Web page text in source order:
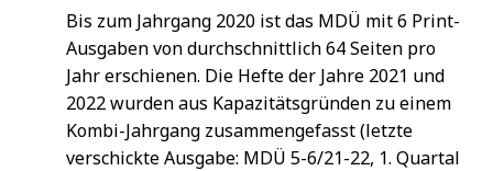
Bis zum Jahrgang 2020 ist das MDÜ mit 6 Print-
Ausgaben von durchschnittlich 64 Seiten pro
Jahr erschienen. Die Hefte der Jahre 2021 und
2022 wurden aus Kapazitätsgründen zu einem
Kombi-Jahrgang zusammengefasst (letzte
verschickte Ausgabe: MDÜ 5-6/21-22, 1. Quartal